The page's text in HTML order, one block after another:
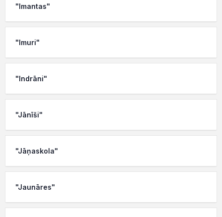
"Imantas"
"Imuri"
"Indrāni"
"Jānīši"
"Jāņaskola"
"Jaunāres"